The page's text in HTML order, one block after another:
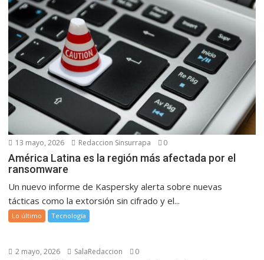
13 mayo, 2026 Redaccion Sinsurrapa 0
América Latina es la región más afectada por el
ransomware
Un nuevo informe de Kaspersky alerta sobre nuevas
tácticas como la extorsión sin cifrado y el...
Lo último Tecnología
2 mayo, 2026 SalaRedaccion 0